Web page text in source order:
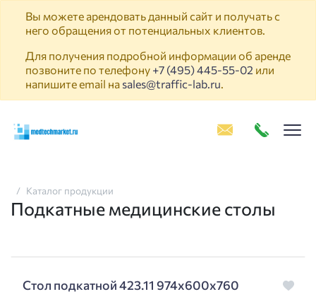
Вы можете арендовать данный сайт и получать с
него обращения от потенциальных клиентов.
Для получения подробной информации об аренде
позвоните по телефону +7 (495) 445-55-02 или
напишите email на sales@traffic-lab.ru.
Каталог продукции
Подкатные медицинские столы
Стол подкатной 423.11 974х600х760